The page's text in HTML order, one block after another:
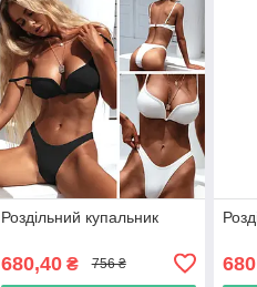
Роздільний купальник
680,40₴ 756 ₴